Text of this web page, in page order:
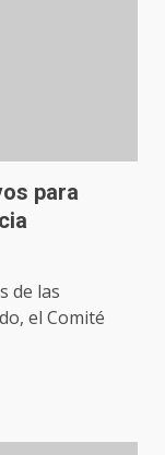
para
de las
el Comité